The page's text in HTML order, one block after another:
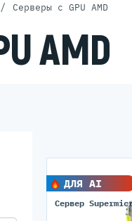
Rack Серверы
Tower Серверы
Серверы DELL
/ Серверы с GPU AMD
AMD
ДЛЯ AI
Сервер